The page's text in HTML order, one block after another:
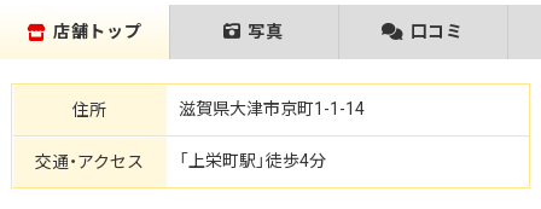
店舗トップ 写真 口コミ
住所 滋賀県大津市京町1-1-14
交通・アクセス 「上栄町駅」徒歩4分